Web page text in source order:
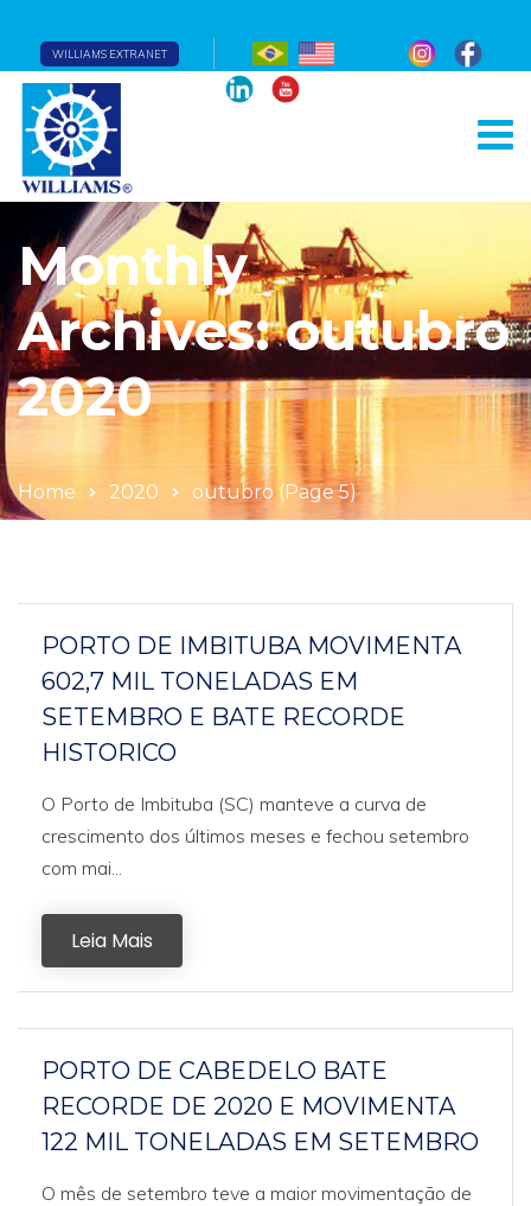
WILLIAMS EXTRANET
Monthly
Archives: outubro
2020
Home 2020 outubro (Page 5)
PORTO DE IMBITUBA MOVIMENTA
602,7 MIL TONELADAS EM
SETEMBRO E BATE RECORDE
HISTORICO
O Porto de Imbituba (SC) manteve a curva de
crescimento dos últimos meses e fechou setembro
com mai...
Leia Mais
PORTO DE CABEDELO BATE
RECORDE DE 2020 E MOVIMENTA
122 MIL TONELADAS EM SETEMBRO
O mês de setembro teve a maior movimentação de